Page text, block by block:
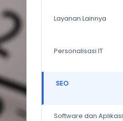
Layanan Lainnya
Personalisasi IT
SEO
Software dan Aplikasi